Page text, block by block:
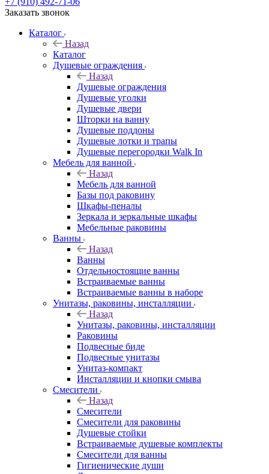
Заказать звонок
Каталог
Назад
Каталог
Душевые ограждения
Назад
Душевые ограждения
Душевые уголки
Душевые двери
Шторки на ванну
Душевые поддоны
Душевые лотки и трапы
Душевые перегородки Walk In
Мебель для ванной
Назад
Мебель для ванной
Базы под раковину
Шкафы-пеналы
Зеркала и зеркальные шкафы
Мебельные раковины
Ванны
Назад
Ванны
Отдельностоящие ванны
Встраиваемые ванны
Встраиваемые ванны в наборе
Унитазы, раковины, инсталляции
Назад
Унитазы, раковины, инсталляции
Раковины
Подвесные биде
Подвесные унитазы
Унитаз-компакт
Инсталляции и кнопки смыва
Смесители
Назад
Смесители
Смесители для раковины
Душевые стойки
Встраиваемые душевые комплекты
Смесители для ванны
Гигиенические души